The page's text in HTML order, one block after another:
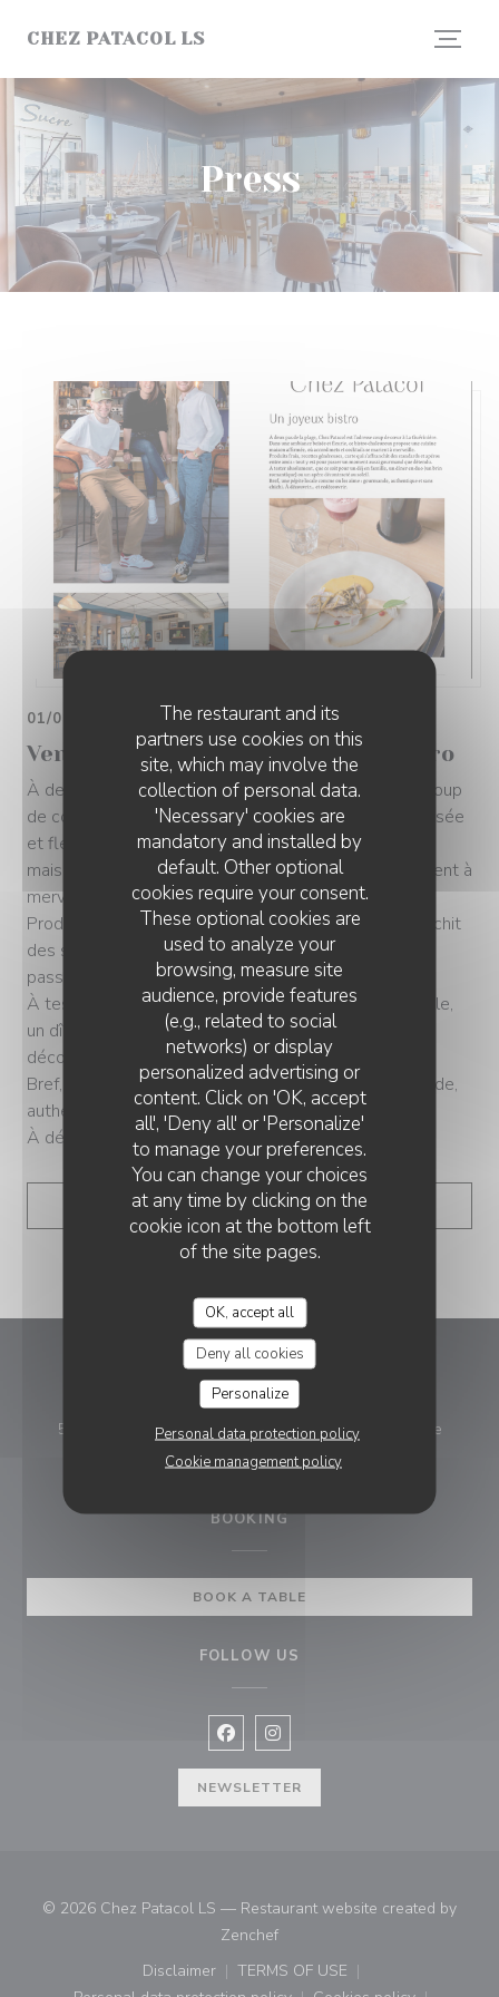
The restaurant and its
partners use cookies on this
site, which may involve the
collection of personal data.
'Necessary' cookies are
mandatory and installed by
default. Other optional
cookies require your consent.
These optional cookies are
used to analyze your
browsing, measure site
audience, provide features
(e.g., related to social
networks) or display
personalized advertising or
content. Click on 'OK, accept
all', 'Deny all' or 'Personalize'
to manage your preferences.
You can change your choices
at any time by clicking on the
cookie icon at the bottom left
of the site pages.
OK, accept all
Deny all cookies
Personalize
Personal data protection policy
Cookie management policy
CHEZ PATACOL LS
Press
Vendée Gourmande, un joyeux bistro
01/07/2025
À deux pas de la plage, Chez Patacol est l'adresse coup
de coeur à La Guérinière (No). Dans une ambiance boisée
et fleurie, ce bistro chaleureux propose une cuisine
maison affirmée, où accord mets et cocktails se marient à
merveille.
Produits frais, recettes généreuses, carte qui s'affranchit
des standards et apéros entre amis : tout y est pour
passer un moment aussi gourmand que détendu.
À tester absolument, que ce soit pour un déj en famille,
un dîner en duo (un brin romantique) ou un apéro
décontracté au soleil.
Bref, une pépite locale comme on les aime : gourmande,
authentique et sans chichi.
À découvrir... et redécouvrir.
READ THE ARTICLE((OPENS IN A NEW
Chez Patacol LS
5 Quai Emmanuel Garnier 85100 Les Sables-d'Olonne
02 51 21 57 86
BOOKING
BOOK A TABLE
FOLLOW US
Facebook ((opens in a new
Instagram ((opens in a new
NEWSLETTER
© 2026 Chez Patacol LS — Restaurant website created by
Zenchef((opens in a new window))
Disclaimer
((opens in a new window))
TERMS OF USE
((opens in a new window))
CHEZ PATACOL LS